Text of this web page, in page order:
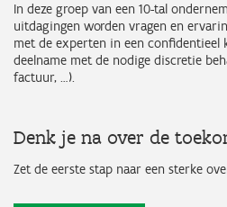
In deze groep van een 10-tal
uitdagingen worden vragen en
met de experten in een confidentieel
deelname met de nodige discretie
factuur, …).
Denk je na over de
Zet de eerste stap naar een sterke